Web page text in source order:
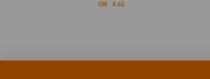
CHF4.65